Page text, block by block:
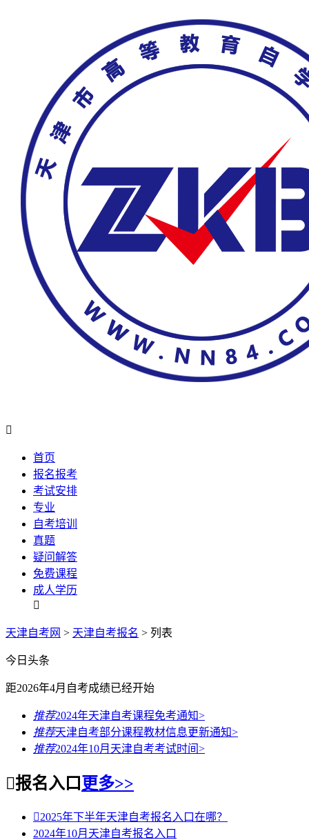

首页
报名报考
考试安排
专业
自考培训
真题
疑问解答
免费课程
成人学历

天津自考网 > 天津自考报名 > 列表
今日头条
距2026年4月自考成绩已经开始
推荐2024年天津自考课程免考通知>
推荐天津自考部分课程教材信息更新通知>
推荐2024年10月天津自考考试时间>
报名入口更多>>
2025年下半年天津自考报名入口在哪？
2024年10月天津自考报名入口